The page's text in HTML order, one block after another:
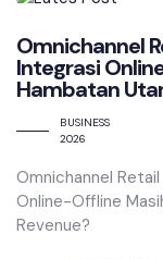
Omnichannel
Integrasi
Hambatan
BUSINESS
2026
Omnichannel
Online-Offline
Revenue?